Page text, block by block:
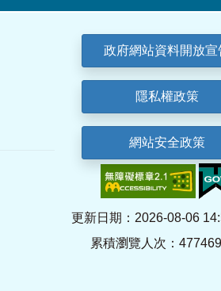
政府網站資料開放宣
隱私權政策
網站安全政策
更新日期：2026-08-06
累積瀏覽人次：